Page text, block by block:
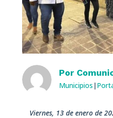
Por
Municipios |
viernes, 13 de enero de